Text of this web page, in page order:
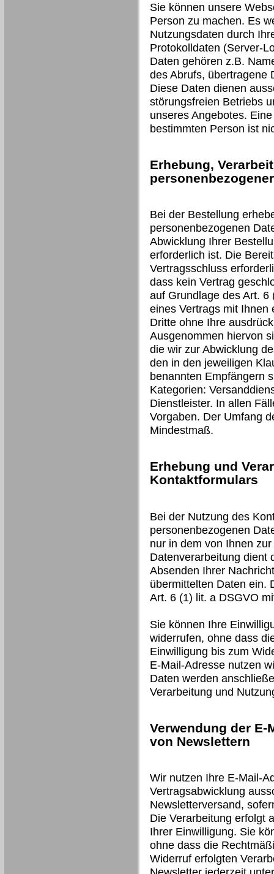
Sie können unsere
Person zu machen. Es
Nutzungsdaten durch
Protokolldaten (Server-
Daten gehören z.B.
des Abrufs, übertragene
Diese Daten dienen
störungsfreien Betriebs
unseres Angebotes.
bestimmten Person ist
Erhebung,
Bei der Bestellung
personenbezogenen
Abwicklung Ihrer
erforderlich ist. Die
Vertragsschluss
dass kein Vertrag
auf Grundlage des Art.
eines Vertrags mit Ihnen
Dritte ohne Ihre
Ausgenommen hiervon
die wir zur Abwicklung
den in den jeweiligen
benannten Empfängern
Kategorien:
Dienstleister. In allen
Vorgaben. Der Umfang
Mindestmaß.
Erhebung und
Kontaktformulars
Bei der Nutzung des
personenbezogenen
nur in dem von Ihnen
Datenverarbeitung dient
Absenden Ihrer
übermittelten Daten ein.
Art. 6 (1) lit. a DSGVO
Sie können Ihre
widerrufen, ohne dass
Einwilligung bis zum
E-Mail-Adresse nutzen
Daten werden
Verarbeitung und
Verwendung der
von Newslettern
Wir nutzen Ihre E-Mail-
Vertragsabwicklung
Newsletterversand,
Die Verarbeitung erfolgt
Ihrer Einwilligung. Sie
ohne dass die
Widerruf erfolgten